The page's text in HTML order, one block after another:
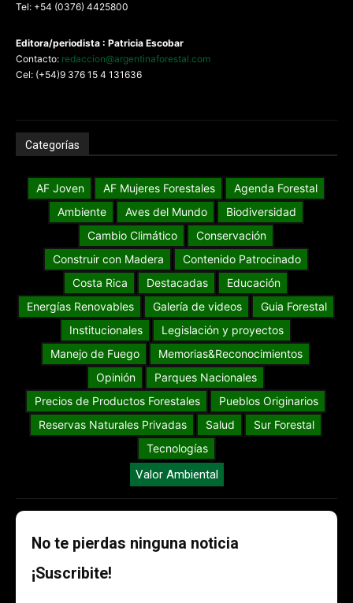
Tel: +54 (0376) 4425800
Editora/periodista : Patricia Escobar
Contacto: redaccion@argentinaforestal.com
Cel: (+54)9 376 15 4 131636
Categorías
AF Joven AF Mujeres Forestales
Agenda Forestal
Ambiente
Aves del Mundo
Biodiversidad
Cambio Climático
Conservación
Construir con Madera
Contenido Patrocinado
Costa Rica
Destacadas
Educación
Energías Renovables
Galería de videos
Guia Forestal
Institucionales
Legislación y proyectos
Manejo de Fuego
Memorias&Reconocimientos
Opinión
Parques Nacionales
Precios de Productos Forestales
Pueblos Originarios
Reservas Naturales Privadas
Salud
Sur Forestal
Tecnologías
Valor Ambiental
No te pierdas ninguna noticia
¡Suscribite!